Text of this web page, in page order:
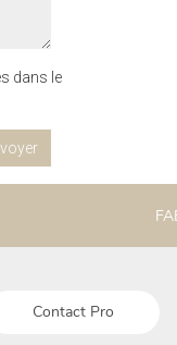
dans le
Contact Pro